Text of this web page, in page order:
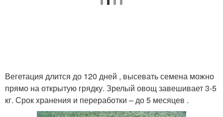
Вегетация длится до 120 дней , высевать семена можно
прямо на открытую грядку. Зрелый овощ завешивает 3-5
кг. Срок хранения и переработки – до 5 месяцев .